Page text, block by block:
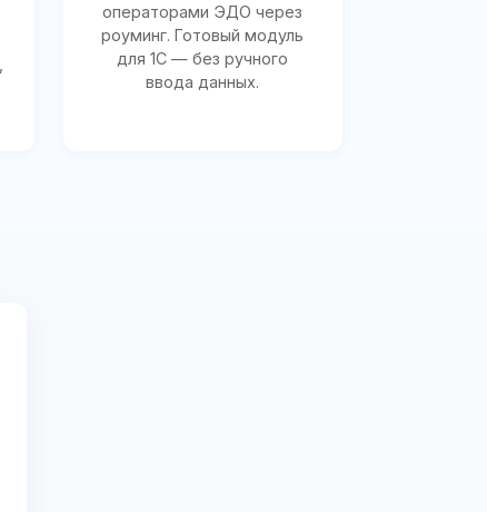
операторами ЭДО через
роуминг. Готовый модуль
для 1С — без ручного
ввода данных.